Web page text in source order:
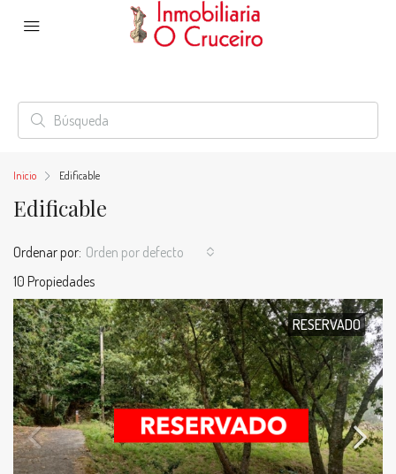
Inicio Edificable
Edificable
10 Propiedades
Ordenar por: Orden por defecto
RESERVADO